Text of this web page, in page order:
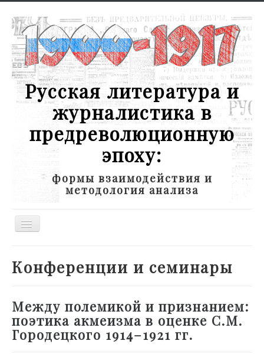
Русская литература и
журналистика в
предреволюционную
эпоху:
формы взаимодействия и
методология анализа
Toggle
О проекте
Приглашенные эксперты
Научная работа
Конференции и семинары
Между полемикой и признанием:
поэтика акмеизма в оценке С.М.
Городецкого 1914–1921 гг.